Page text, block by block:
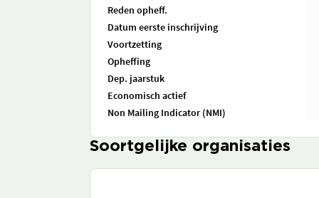
Reden opheff.
Datum eerste inschrijving
Voortzetting
Opheffing
Dep. jaarstuk
Economisch actief
Non Mailing Indicator (NMI)
Soortgelijke organisaties